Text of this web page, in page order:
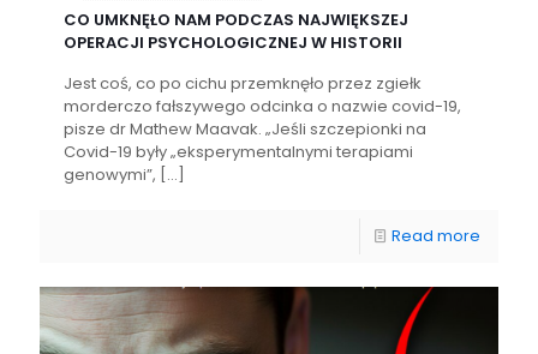
CO UMKNĘŁO NAM PODCZAS NAJWIĘKSZEJ
OPERACJI PSYCHOLOGICZNEJ W HISTORII
Jest coś, co po cichu przemknęło przez zgiełk
morderczo fałszywego odcinka o nazwie covid-19,
pisze dr Mathew Maavak. „Jeśli szczepionki na
Covid-19 były „eksperymentalnymi terapiami
genowymi”, […]
Read more